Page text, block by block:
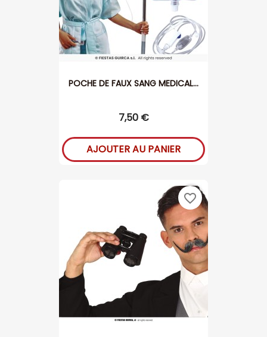
POCHE DE FAUX SANG MEDICAL...
7,50 €
AJOUTER AU PANIER
favorite_border